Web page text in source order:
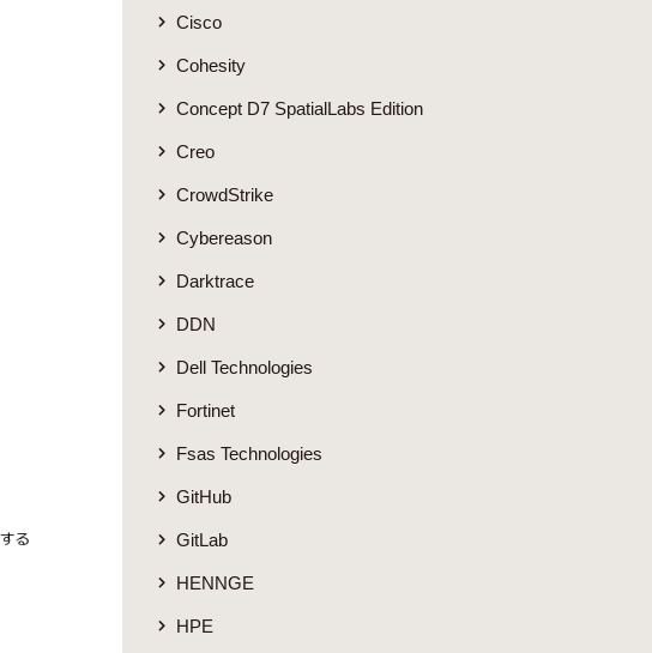
Cisco
Cohesity
Concept D7 SpatialLabs Edition
Creo
CrowdStrike
Cybereason
Darktrace
DDN
Dell Technologies
Fortinet
Fsas Technologies
GitHub
GitLab
HENNGE
HPE